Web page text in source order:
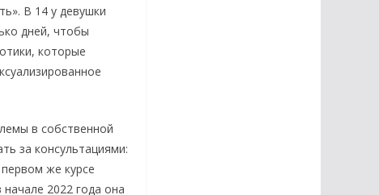
В 14 у девушки
дней, чтобы
которые
в собственной
за консультациями:
же курсе
2022 года она